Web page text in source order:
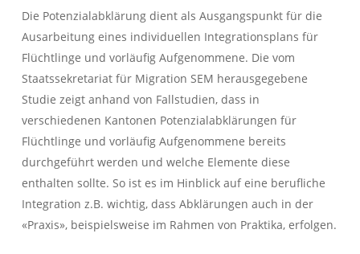
Die Potenzialabklärung dient als Ausgangspunkt für die
Ausarbeitung eines individuellen Integrationsplans für
Flüchtlinge und vorläufig Aufgenommene. Die vom
Staatssekretariat für Migration SEM herausgegebene
Studie zeigt anhand von Fallstudien, dass in
verschiedenen Kantonen Potenzialabklärungen für
Flüchtlinge und vorläufig Aufgenommene bereits
durchgeführt werden und welche Elemente diese
enthalten sollte. So ist es im Hinblick auf eine berufliche
Integration z.B. wichtig, dass Abklärungen auch in der
«Praxis», beispielsweise im Rahmen von Praktika, erfolgen.